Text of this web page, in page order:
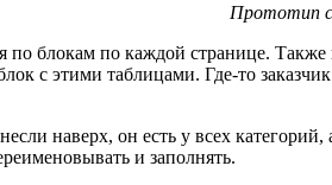
Прототип
блокам по каждой странице.
с этими таблицами. Где-то
наверх, он есть у всех категорий,
и заполнять.